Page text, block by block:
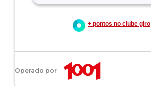
+ pontos no clube giro
Operado por